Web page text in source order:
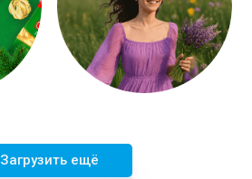
Загрузить ещё